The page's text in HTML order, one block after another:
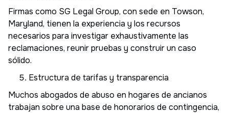
Firmas como SG Legal Group, con sede en Towson,
Maryland, tienen la experiencia y los recursos
necesarios para investigar exhaustivamente las
reclamaciones, reunir pruebas y construir un caso
sólido.
Estructura de tarifas y transparencia
Muchos abogados de abuso en hogares de ancianos
trabajan sobre una base de honorarios de contingencia,